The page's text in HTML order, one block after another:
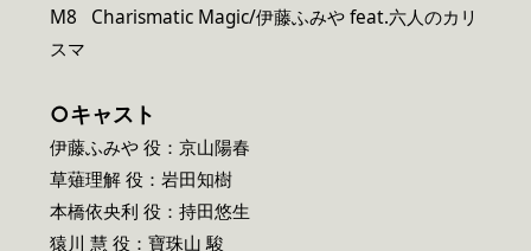
M8 Charismatic Magic/伊藤ふみや feat.六人のカリ
スマ
○キャスト
伊藤ふみや 役：京山陽春
草薙理解 役：岩田知樹
本橋依央利 役：持田悠生
猿川 慧 役：寶珠山 駿